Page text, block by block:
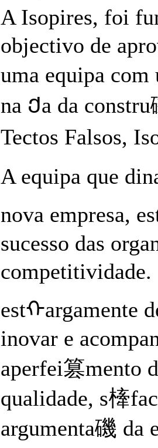
A Isopires, foi
objectivo de
uma equipa
na Ქa da
Tectos Falsos,
A equipa que
nova empresa,
sucesso das
competitividade.
estᠬargamente
inovar e
aperfei篡mento
qualidade, s㯠
argumenta磯 da